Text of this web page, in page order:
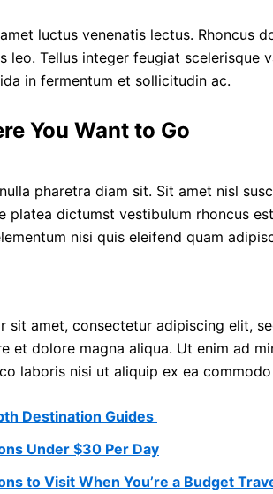
luctus venenatis lectus. Rhoncus
leo. Tellus integer feugiat scelerisque
in fermentum et sollicitudin ac.
You Want to Go
pharetra diam sit. Sit amet nisl
platea dictumst vestibulum rhoncus
nisi quis eleifend quam
sit amet, consectetur adipiscing elit,
et dolore magna aliqua. Ut enim ad
laboris nisi ut aliquip ex ea
Destination Guides
Under $30 Per Day
to Visit When You’re a Budget